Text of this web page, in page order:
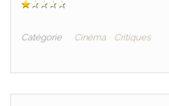
Catégorie Cinéma Critiques